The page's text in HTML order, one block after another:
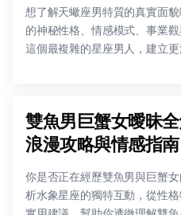
想了解天蠍座男特質的真實面
的神秘性格、情感模式、事業
這個最複雜的星座男人，建立更
雙魚男巨蟹女曖昧
浪漫攻略與情感指南
你是否正在經歷雙魚男與巨蟹
析水象星座的獨特互動，從性